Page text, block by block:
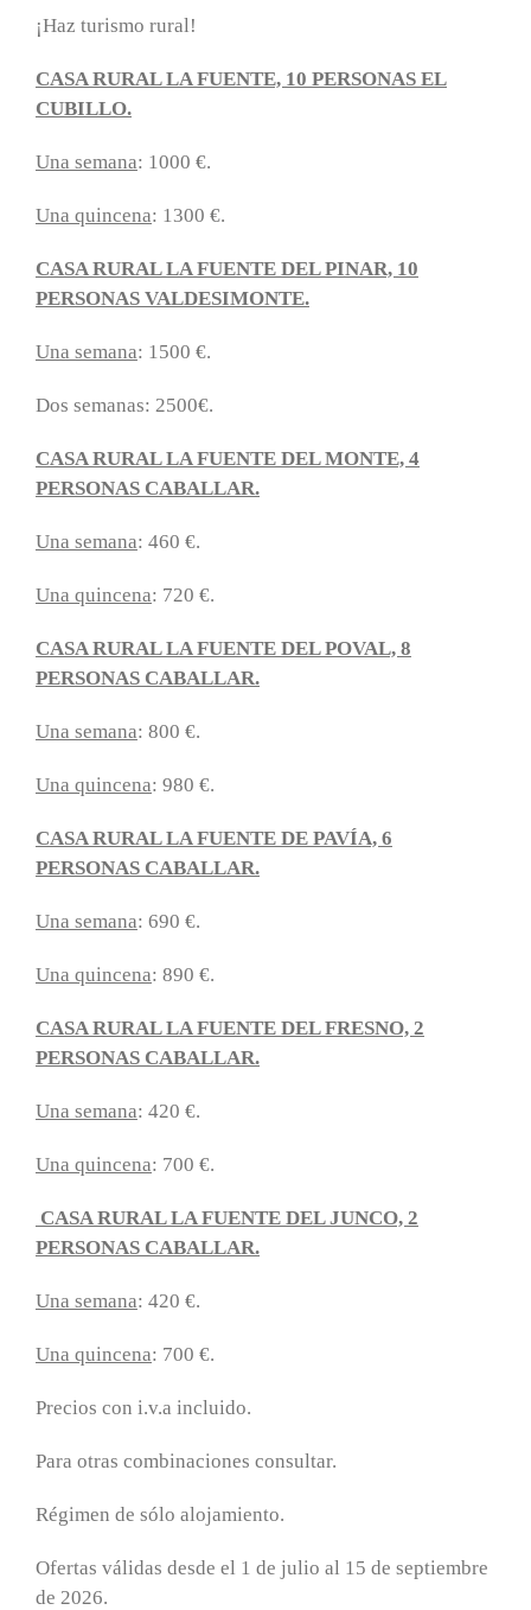
¡Haz turismo rural!
CASA RURAL LA FUENTE, 10 PERSONAS EL
CUBILLO.
Una semana: 1000 €.
Una quincena: 1300 €.
CASA RURAL LA FUENTE DEL PINAR, 10
PERSONAS VALDESIMONTE.
Una semana: 1500 €.
Dos semanas: 2500€.
CASA RURAL LA FUENTE DEL MONTE, 4
PERSONAS CABALLAR.
Una semana: 460 €.
Una quincena: 720 €.
CASA RURAL LA FUENTE DEL POVAL, 8
PERSONAS CABALLAR.
Una semana: 800 €.
Una quincena: 980 €.
CASA RURAL LA FUENTE DE PAVÍA, 6
PERSONAS CABALLAR.
Una semana: 690 €.
Una quincena: 890 €.
CASA RURAL LA FUENTE DEL FRESNO, 2
PERSONAS CABALLAR.
Una semana: 420 €.
Una quincena: 700 €.
CASA RURAL LA FUENTE DEL JUNCO, 2
PERSONAS CABALLAR.
Una semana: 420 €.
Una quincena: 700 €.
Precios con i.v.a incluido.
Para otras combinaciones consultar.
Régimen de sólo alojamiento.
Ofertas válidas desde el 1 de julio al 15 de septiembre
de 2026.